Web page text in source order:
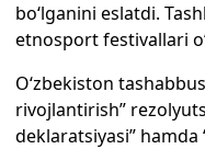
bo‘lganini eslatdi.
etnosport festivallari
O‘zbekiston
rivojlantirish”
deklaratsiyasi”